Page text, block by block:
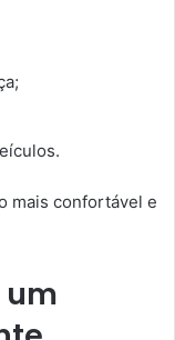
mais confortável e